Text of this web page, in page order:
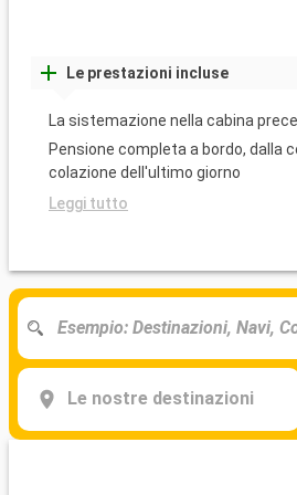
Le prestazioni incluse
La sistemazione nella cabina
Pensione completa a bordo, dalla
colazione dell'ultimo giorno
Leggi tutto
Le nostre destinazioni